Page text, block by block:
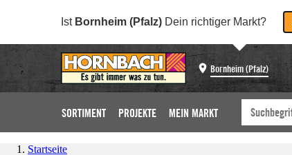
Ist Bornheim (Pfalz) Dein richtiger Markt?
Bornheim (Pfalz)
SORTIMENT PROJEKTE MEIN MARKT
Startseite